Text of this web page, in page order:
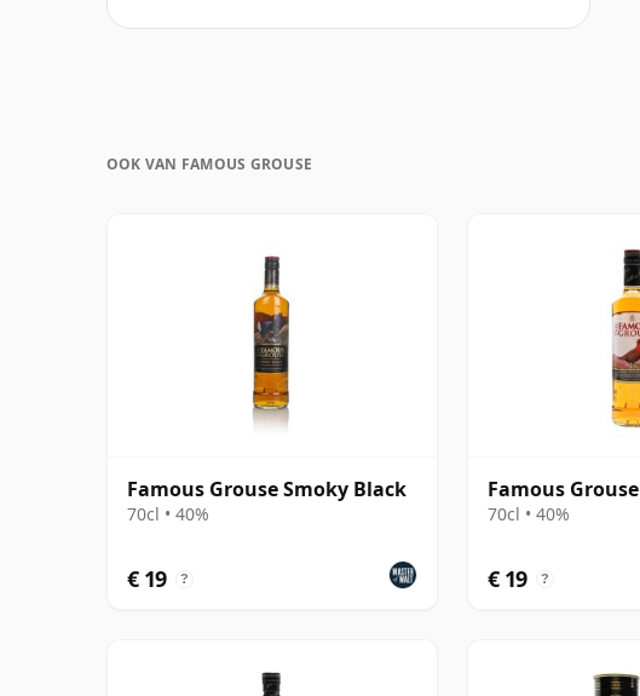
OOK VAN FAMOUS GROUSE
Famous Grouse Smoky Black
70cl • 40%
€ 19 ?
Famous Grouse
70cl • 40%
€ 19 ?